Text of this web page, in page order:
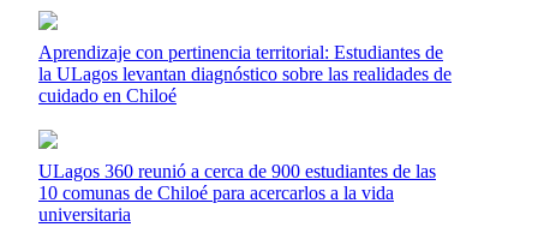
Aprendizaje con pertinencia territorial: Estudiantes de
la ULagos levantan diagnóstico sobre las realidades de
cuidado en Chiloé
ULagos 360 reunió a cerca de 900 estudiantes de las
10 comunas de Chiloé para acercarlos a la vida
universitaria